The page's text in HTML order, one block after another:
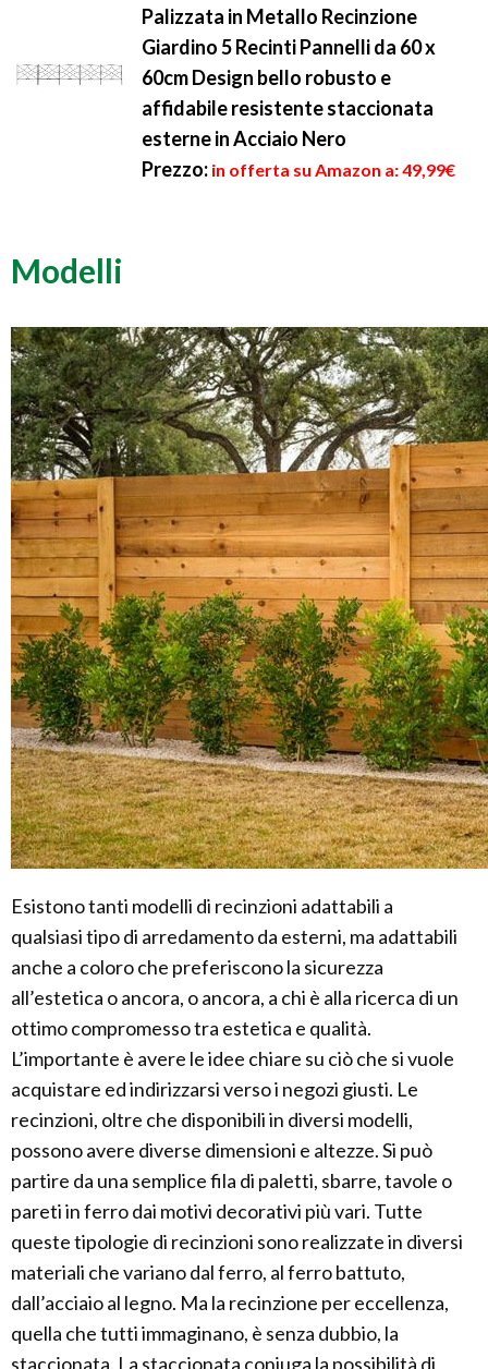
Palizzata in Metallo Recinzione
Giardino 5 Recinti Pannelli da 60 x
60cm Design bello robusto e
affidabile resistente staccionata
esterne in Acciaio Nero
Prezzo: in offerta su Amazon a: 49,99€
Modelli
Esistono tanti modelli di recinzioni adattabili a
qualsiasi tipo di arredamento da esterni, ma adattabili
anche a coloro che preferiscono la sicurezza
all’estetica o ancora, o ancora, a chi è alla ricerca di un
ottimo compromesso tra estetica e qualità.
L’importante è avere le idee chiare su ciò che si vuole
acquistare ed indirizzarsi verso i negozi giusti. Le
recinzioni, oltre che disponibili in diversi modelli,
possono avere diverse dimensioni e altezze. Si può
partire da una semplice fila di paletti, sbarre, tavole o
pareti in ferro dai motivi decorativi più vari. Tutte
queste tipologie di recinzioni sono realizzate in diversi
materiali che variano dal ferro, al ferro battuto,
dall’acciaio al legno. Ma la recinzione per eccellenza,
quella che tutti immaginano, è senza dubbio, la
staccionata. La staccionata coniuga la possibilità di